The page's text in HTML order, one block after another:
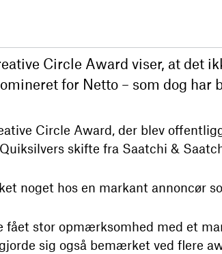
Circle Award viser, at det
for Netto – som dog
Circle Award, der blev
skifte fra Saatchi &
noget hos en markant annoncør
fået stor opmærksomhed med et
sig også bemærket ved flere